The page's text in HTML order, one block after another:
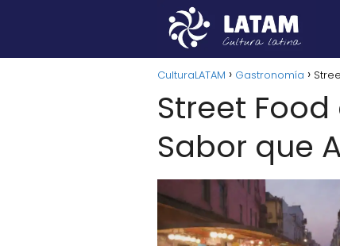
CulturaLATAM Gastronomía
Street
Sabor que